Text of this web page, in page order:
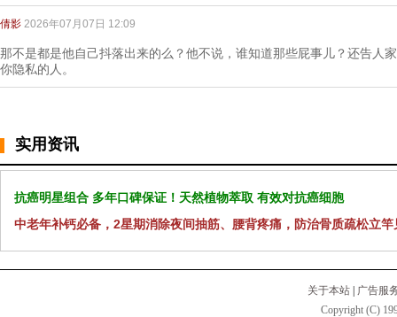
倩影 2026年07月07日 12:09
那不是都是他自己抖落出来的么？他不说，谁知道那些屁事儿？还告人
你隐私的人。
实用资讯
抗癌明星组合 多年口碑保证！天然植物萃取 有效对抗癌细胞
中老年补钙必备，2星期消除夜间抽筋、腰背疼痛，防治骨质疏松立竿
关于本站
广告服
Copyright (C)